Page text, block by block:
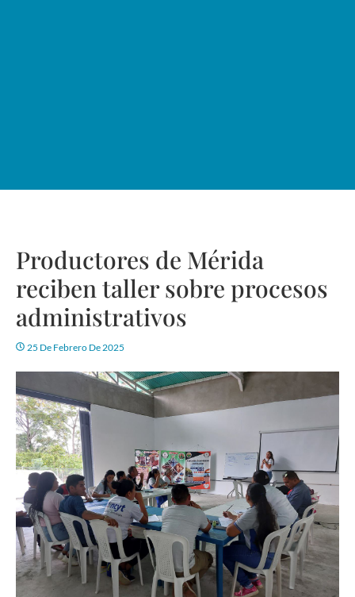
Productores de Mérida
reciben taller sobre procesos
administrativos
25 De Febrero De 2025